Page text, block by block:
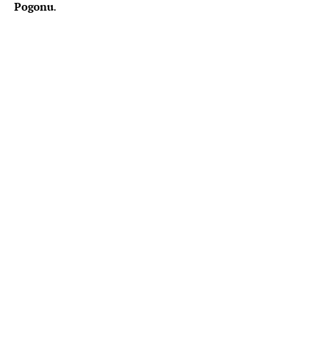
Pogonu.